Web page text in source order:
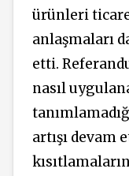
ürünleri
anlaşmaları
etti.
nasıl
artışı devam